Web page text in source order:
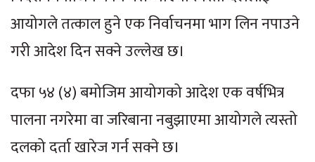
आयोगले तत्काल हुने एक निर्वाचनमा भाग लिन नपाउने
गरी आदेश दिन सक्ने उल्लेख छ।
दफा ५४ (४) बमोजिम आयोगको आदेश एक वर्षभित्र
पालना नगरेमा वा जरिबाना नबुझाएमा आयोगले त्यस्तो
दलको दर्ता खारेज गर्न सक्ने छ।